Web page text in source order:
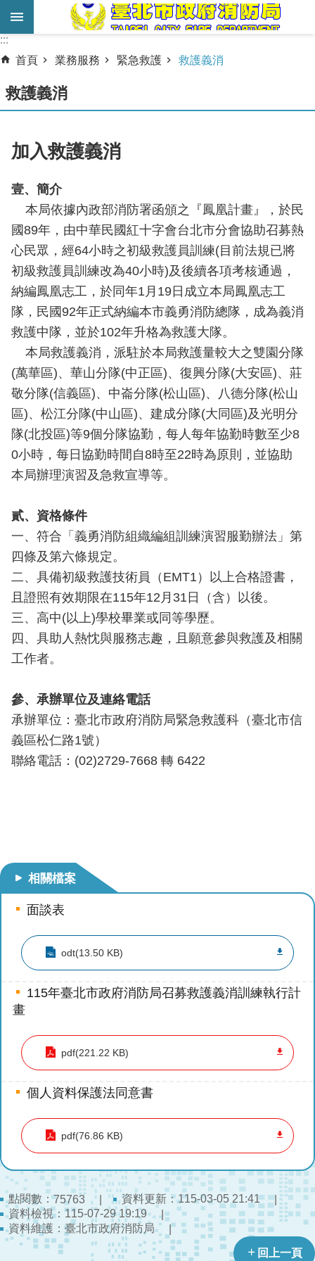
跳到主要內容區塊
進
搜
尋
業
務
務
機
關
簡
介
宣
導
教
育
下
載
專
區
民
地
政
資
訊
公
開
公
開
專
區
音
區
檔
案
用
榮
譽
榜
聯
資
訊
相
關
連
結
:::
:::
首頁
業務服務 緊急救護 救護義消
救護義消
加入救護義消
壹、簡介
本局依據內政部消防署函頒之『鳳凰計畫』，於民
國89年，由中華民國紅十字會台北市分會協助召募熱
心民眾，經64小時之初級救護員訓練(目前法規已將
初級救護員訓練改為40小時)及後續各項考核通過，
納編鳳凰志工，於同年1月19日成立本局鳳凰志工
隊，民國92年正式納編本市義勇消防總隊，成為義消
救護中隊，並於102年升格為救護大隊。
本局救護義消，派駐於本局救護量較大之雙園分隊
(萬華區)、華山分隊(中正區)、復興分隊(大安區)、莊
敬分隊(信義區)、中崙分隊(松山區)、八德分隊(松山
區)、松江分隊(中山區)、建成分隊(大同區)及光明分
隊(北投區)等9個分隊協勤，每人每年協勤時數至少8
0小時，每日協勤時間自8時至22時為原則，並協助
本局辦理演習及急救宣導等。
貳、資格條件
一、符合「義勇消防組織編組訓練演習服勤辦法」第
四條及第六條規定。
二、具備初級救護技術員（EMT1）以上合格證書，
且證照有效期限在115年12月31日（含）以後。
三、高中(以上)學校畢業或同等學歷。
四、具助人熱忱與服務志趣，且願意參與救護及相關
工作者。
參、承辦單位及連絡電話
承辦單位：臺北市政府消防局緊急救護科（臺北市信
義區松仁路1號）
聯絡電話：(02)2729-7668 轉 6422
相關檔案
面談表
odt(13.50 KB)
115年臺北市政府消防局召募救護義消訓練執行計
畫
pdf(221.22 KB)
個人資料保護法同意書
pdf(76.86 KB)
點閱數：75763
資料更新：115-03-05 21:41
資料檢視：115-07-29 19:19
資料維護：臺北市政府消防局
回上一頁